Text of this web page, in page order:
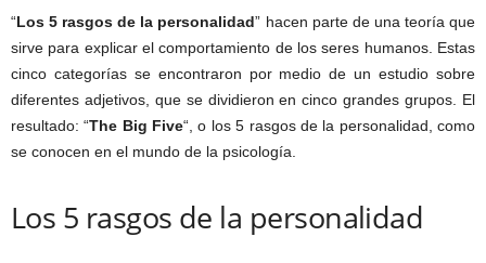
“Los 5 rasgos de la personalidad” hacen parte de una teoría que
sirve para explicar el comportamiento de los seres humanos. Estas
cinco categorías se encontraron por medio de un estudio sobre
diferentes adjetivos, que se dividieron en cinco grandes grupos. El
resultado: “The Big Five“, o los 5 rasgos de la personalidad, como
se conocen en el mundo de la psicología.
Los 5 rasgos de la personalidad